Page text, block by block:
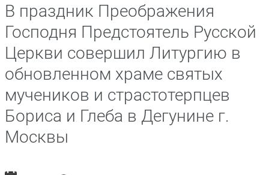
В праздник Преображения
Господня Предстоятель Русской
Церкви совершил Литургию в
обновленном храме святых
мучеников и страстотерпцев
Бориса и Глеба в Дегунине г.
Москвы